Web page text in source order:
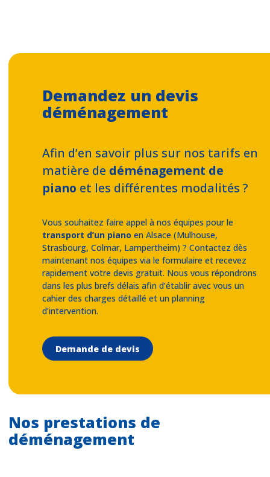
Demandez un devis
déménagement
Afin d’en savoir plus sur nos tarifs en
matière de déménagement de
piano et les différentes modalités ?
Vous souhaitez faire appel à nos équipes pour le
transport d’un piano en Alsace (Mulhouse,
Strasbourg, Colmar, Lampertheim) ? Contactez dès
maintenant nos équipes via le formulaire et recevez
rapidement votre devis gratuit. Nous vous répondrons
dans les plus brefs délais afin d’établir avec vous un
cahier des charges détaillé et un planning
d’intervention.
Demande de devis
Nos prestations de
déménagement